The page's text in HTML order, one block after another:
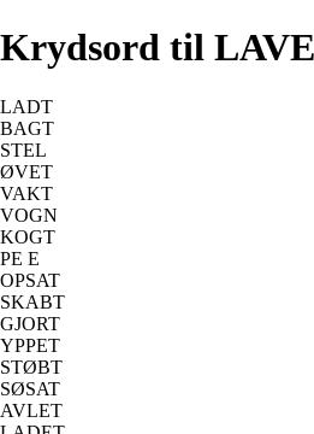
Krydsord til
LADT
BAGT
STEL
ØVET
VAKT
VOGN
KOGT
PE E
OPSAT
SKABT
GJORT
YPPET
STØBT
SØSAT
AVLET